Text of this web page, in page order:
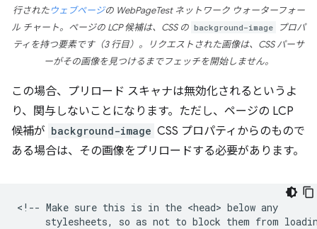
行されたウェブページの WebPageTest ネットワーク ウォーターフォー
ル チャート。ページの LCP 候補は、CSS の background-image
プロパ
ティを持つ要素です（3 行目）。リクエストされた画像は、CSS パーサ
ーがその画像を見つけるまでフェッチを開始しません。
この場合、プリロード スキャナは無効化されるというよ
り、関与しないことになります。ただし、ページの LCP
候補が background-image CSS プロパティからのもので
ある場合は、その画像をプリロードする必要があります。
<!-- Make sure this is in the <head> below any
stylesheets, so as not to block them from